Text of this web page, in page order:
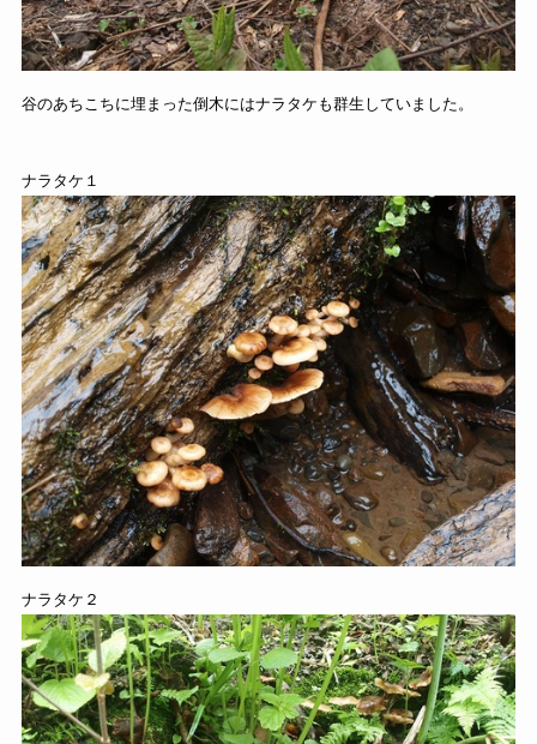
谷のあちこちに埋まった倒木にはナラタケも群生していました。
ナラタケ１
ナラタケ２